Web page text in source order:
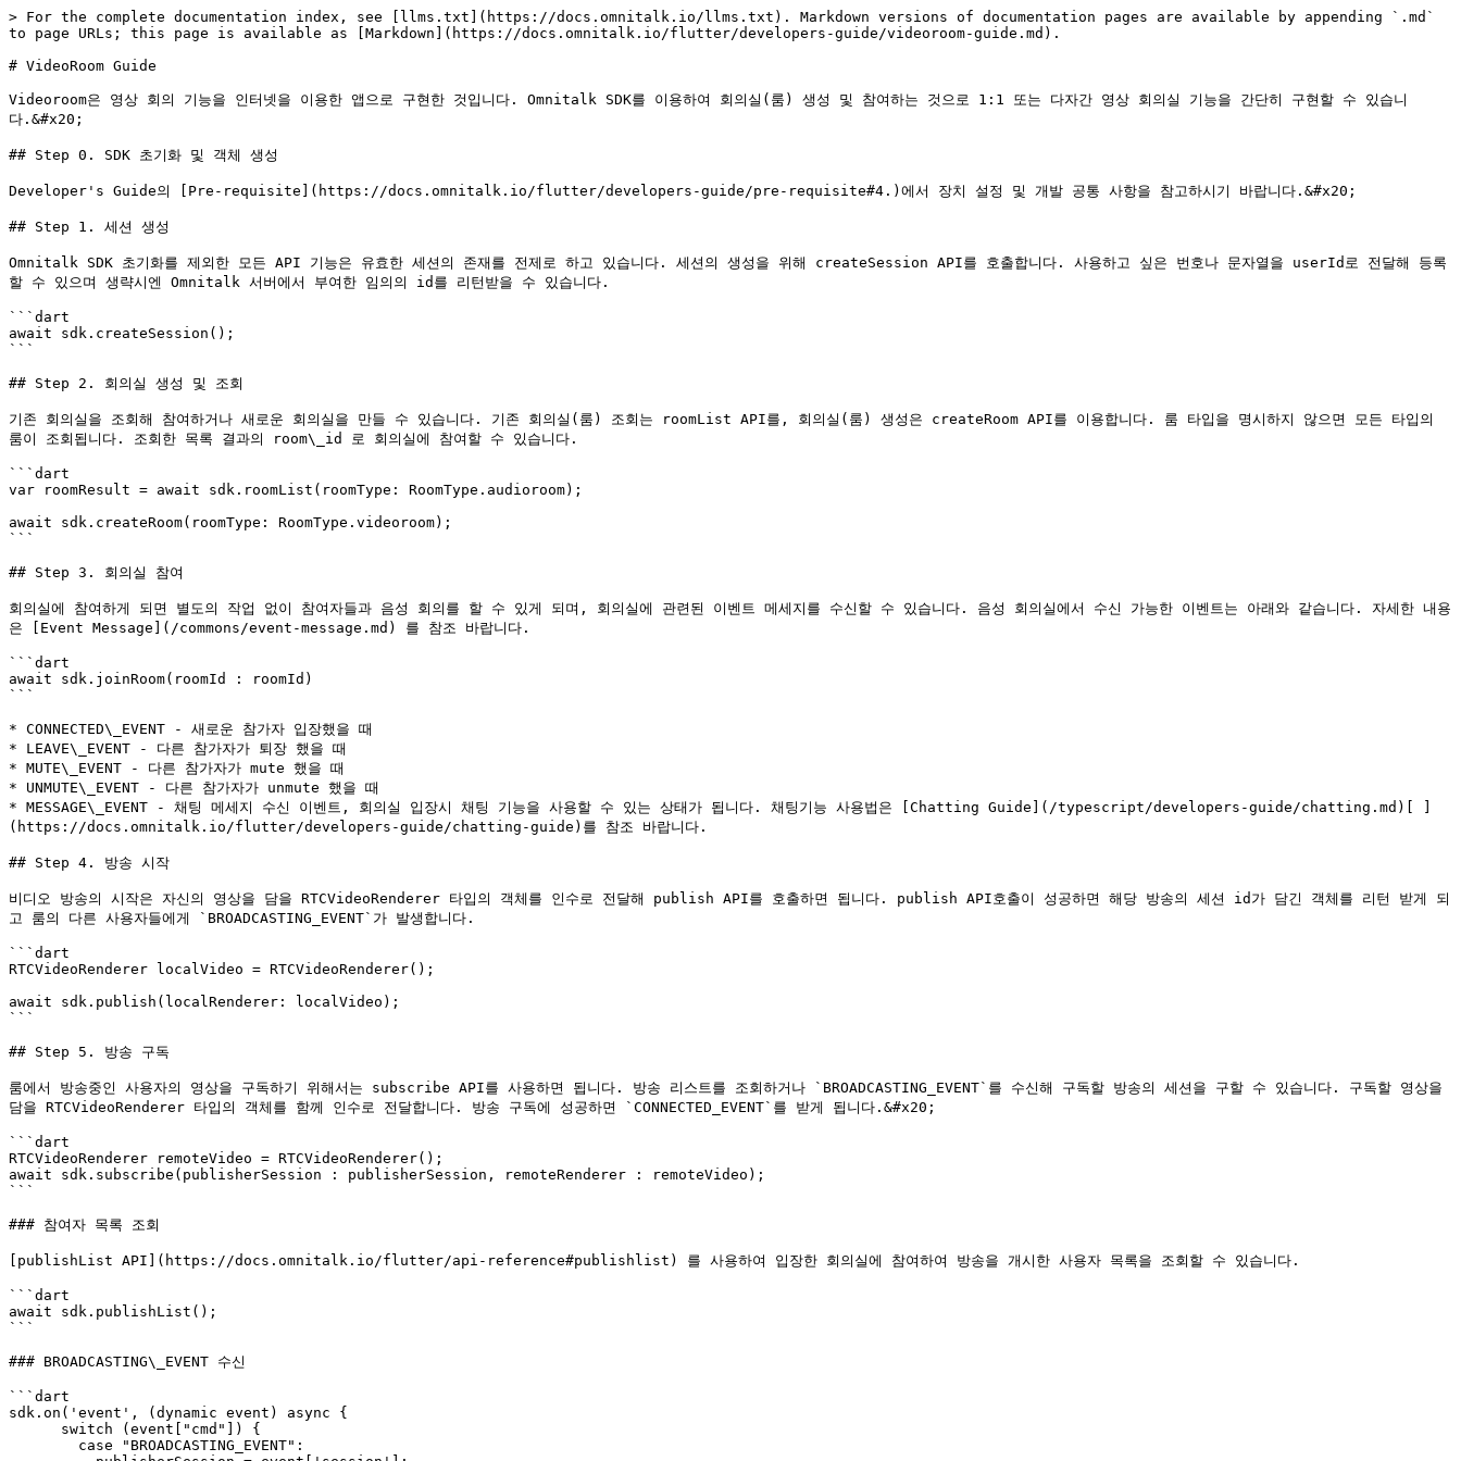
> For the complete documentation index, see [llms.txt](https://docs.omnitalk.io/llms.txt). Markdown versions of documentation pages are available by appending `.md`
to page URLs; this page is available as [Markdown](https://docs.omnitalk.io/flutter/developers-guide/videoroom-guide.md).
# VideoRoom Guide
Videoroom은 영상 회의 기능을 인터넷을 이용한 앱으로 구현한 것입니다. Omnitalk SDK를 이용하여 회의실(룸) 생성 및 참여하는 것으로 1:1 또는 다자간 영상 회의실 기능을 간단히 구현할 수 있습니
다.&#x20;
## Step 0. SDK 초기화 및 객체 생성
Developer's Guide의 [Pre-requisite](https://docs.omnitalk.io/flutter/developers-guide/pre-requisite#4.)에서 장치 설정 및 개발 공통 사항을 참고하시기 바랍니다.&#x20;
## Step 1. 세션 생성
Omnitalk SDK 초기화를 제외한 모든 API 기능은 유효한 세션의 존재를 전제로 하고 있습니다. 세션의 생성을 위해 createSession API를 호출합니다. 사용하고 싶은 번호나 문자열을 userId로 전달해 등록
할 수 있으며 생략시엔 Omnitalk 서버에서 부여한 임의의 id를 리턴받을 수 있습니다.
```dart
await sdk.createSession();
```
## Step 2. 회의실 생성 및 조회
기존 회의실을 조회해 참여하거나 새로운 회의실을 만들 수 있습니다. 기존 회의실(룸) 조회는 roomList API를, 회의실(룸) 생성은 createRoom API를 이용합니다. 룸 타입을 명시하지 않으면 모든 타입의
룸이 조회됩니다. 조회한 목록 결과의 room\_id 로 회의실에 참여할 수 있습니다.
```dart
var roomResult = await sdk.roomList(roomType: RoomType.audioroom);
await sdk.createRoom(roomType: RoomType.videoroom);
```
## Step 3. 회의실 참여
회의실에 참여하게 되면 별도의 작업 없이 참여자들과 음성 회의를 할 수 있게 되며, 회의실에 관련된 이벤트 메세지를 수신할 수 있습니다. 음성 회의실에서 수신 가능한 이벤트는 아래와 같습니다. 자세한 내용
은 [Event Message](/commons/event-message.md) 를 참조 바랍니다.
```dart
await sdk.joinRoom(roomId : roomId)
```
* CONNECTED\_EVENT - 새로운 참가자 입장했을 때
* LEAVE\_EVENT - 다른 참가자가 퇴장 했을 때
* MUTE\_EVENT - 다른 참가자가 mute 했을 때
* UNMUTE\_EVENT - 다른 참가자가 unmute 했을 때
* MESSAGE\_EVENT - 채팅 메세지 수신 이벤트, 회의실 입장시 채팅 기능을 사용할 수 있는 상태가 됩니다. 채팅기능 사용법은 [Chatting Guide](/typescript/developers-guide/chatting.md)[ ]
(https://docs.omnitalk.io/flutter/developers-guide/chatting-guide)를 참조 바랍니다.
## Step 4. 방송 시작
비디오 방송의 시작은 자신의 영상을 담을 RTCVideoRenderer 타입의 객체를 인수로 전달해 publish API를 호출하면 됩니다. publish API호출이 성공하면 해당 방송의 세션 id가 담긴 객체를 리턴 받게 되
고 룸의 다른 사용자들에게 `BROADCASTING_EVENT`가 발생합니다.
```dart
RTCVideoRenderer localVideo = RTCVideoRenderer();
await sdk.publish(localRenderer: localVideo);
```
## Step 5. 방송 구독
룸에서 방송중인 사용자의 영상을 구독하기 위해서는 subscribe API를 사용하면 됩니다. 방송 리스트를 조회하거나 `BROADCASTING_EVENT`를 수신해 구독할 방송의 세션을 구할 수 있습니다. 구독할 영상을
담을 RTCVideoRenderer 타입의 객체를 함께 인수로 전달합니다. 방송 구독에 성공하면 `CONNECTED_EVENT`를 받게 됩니다.&#x20;
```dart
RTCVideoRenderer remoteVideo = RTCVideoRenderer();
await sdk.subscribe(publisherSession : publisherSession, remoteRenderer : remoteVideo);
```
### 참여자 목록 조회
[publishList API](https://docs.omnitalk.io/flutter/api-reference#publishlist) 를 사용하여 입장한 회의실에 참여하여 방송을 개시한 사용자 목록을 조회할 수 있습니다.
```dart
await sdk.publishList();
```
### BROADCASTING\_EVENT 수신
```dart
sdk.on('event', (dynamic event) async {